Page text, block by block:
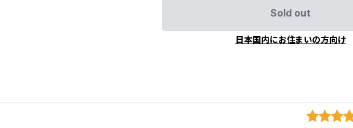
Sold out
日本国内にお住まいの方向け